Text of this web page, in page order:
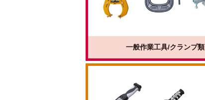
一般作業工具/クランプ類